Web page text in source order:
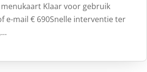
Klaar voor gebruik
e-mail € 690Snelle interventie ter